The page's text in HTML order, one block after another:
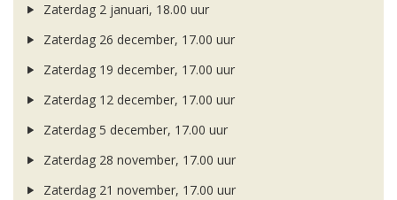
Zaterdag 2 januari, 18.00 uur
Zaterdag 26 december, 17.00 uur
Zaterdag 19 december, 17.00 uur
Zaterdag 12 december, 17.00 uur
Zaterdag 5 december, 17.00 uur
Zaterdag 28 november, 17.00 uur
Zaterdag 21 november, 17.00 uur